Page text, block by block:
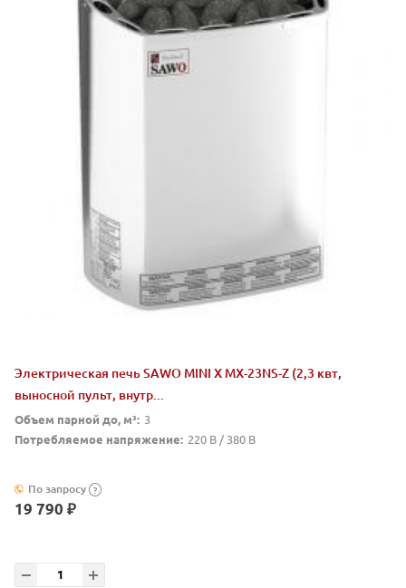
Электрическая печь SAWO MINI X MX-23NS-Z (2,3 квт,
выносной пульт, внутр...
Объем парной до, м³: 3
Потребляемое напряжение: 220 В / 380 В
По запросу ?
19 790 ₽